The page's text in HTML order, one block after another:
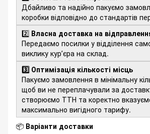
Дбайливо та надійно пакуємо
коробки відповідно до стандартів
2️⃣ Власна доставка на
Передаємо посилки у відділення
виклику курʼєра на склад.
3️⃣ Оптимізація кількості місць
Пакуємо замовлення в мінімальну
щоб ви не переплачували за
створюємо ТТН та коректно
максимально вигідного тарифу.
📦 Варіанти доставки